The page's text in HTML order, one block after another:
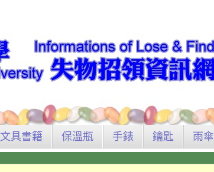
文具書籍 保溫瓶 手錶 鑰匙 雨傘